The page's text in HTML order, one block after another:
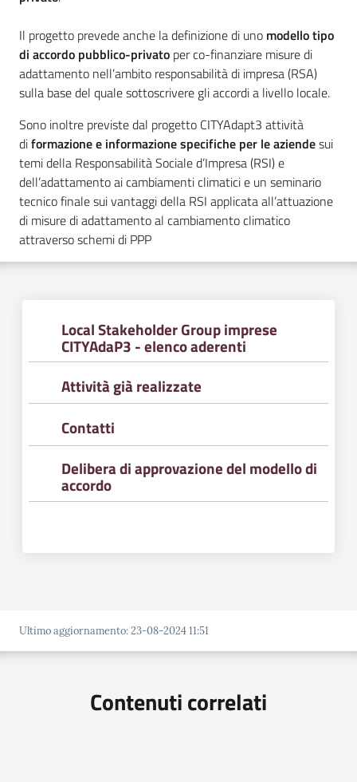
E
v
e
n
t
i
Seguici
su
Il progetto prevede anche la definizione di uno modello tipo
di accordo pubblico-privato per co-finanziare misure di
adattamento nell’ambito responsabilità di impresa (RSA)
sulla base del quale sottoscrivere gli accordi a livello locale.
Sono inoltre previste dal progetto CITYAdapt3 attività
diformazione e informazione specifiche per le aziendesui
temi della Responsabilità Sociale d’Impresa (RSI) e
dell’adattamento ai cambiamenti climatici e un seminario
tecnico finale sui vantaggi della RSI applicata all’attuazione
di misure di adattamento al cambiamento climatico
attraverso schemi di PPP
Local Stakeholder Group imprese
CITYAdaP3 - elenco aderenti
Attività già realizzate
Contatti
Delibera di approvazione del modello di
accordo
Ultimo aggiornamento:23-08-2024 11:51
Contenuti correlati